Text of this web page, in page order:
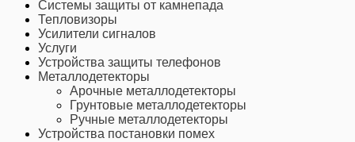
Системы защиты от камнепада
Тепловизоры
Усилители сигналов
Услуги
Устройства защиты телефонов
Металлодетекторы
Арочные металлодетекторы
Грунтовые металлодетекторы
Ручные металлодетекторы
Устройства постановки помех